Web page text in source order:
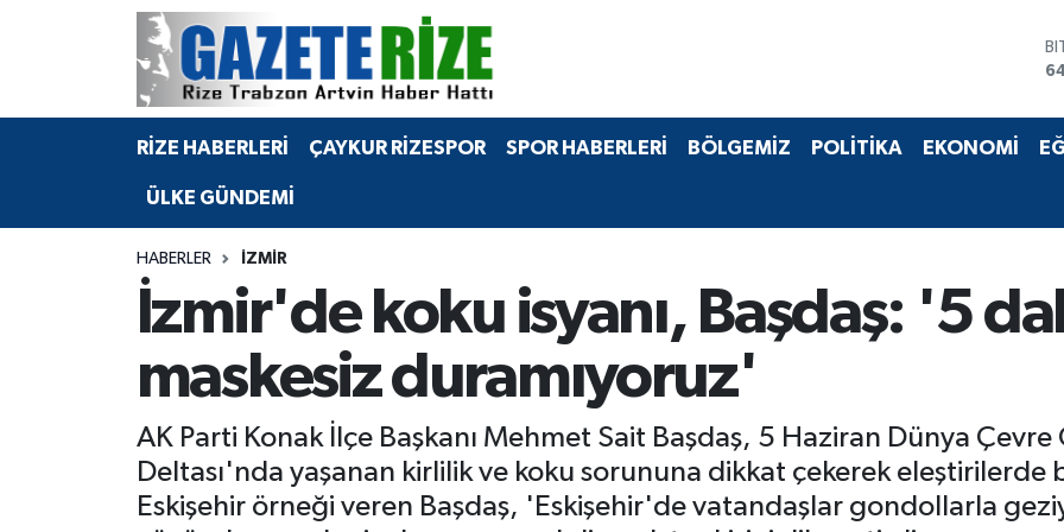
RİZE HABERLERİ ÇAYKUR RİZESPOR SPOR HABERLERİ BÖLGEMİZ POLİTİKA EKONOMİ
ÜLKE GÜNDEMİ
HABERLER İZMIR
İzmir'de koku isyanı, Başdaş: '5
maskesiz duramıyoruz'
AK Parti Konak İlçe Başkanı Mehmet Sait Başdaş, 5 Haziran Dünya Çevre
Deltası'nda yaşanan kirlilik ve koku sorununa dikkat çekerek eleştirilerde
Eskişehir örneği veren Başdaş, 'Eskişehir'de vatandaşlar gondollarla
BÖLGEMİZ
Bilim Teknoloji
Advertising news
Canlı Maç
Merkez Nöbetçi Eczaneler
Merkez Hava Durumu
Merkez Trafik Yoğunluk Haritası
Tüm Manşetler
Son Dakika Haberleri
Haber Arşivi